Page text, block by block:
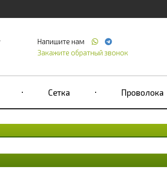
Напишите нам
Закажите обратный звонок
Сетка Проволока